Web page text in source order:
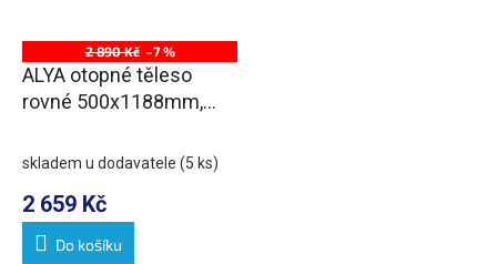
2 890 Kč –7 %
ALYA otopné těleso
rovné 500x1188mm,
chrom
skladem u dodavatele (5 ks)
2 659 Kč
Do košíku